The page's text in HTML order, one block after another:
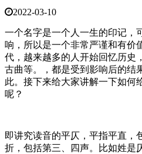
2022-03-10
一个名字是一个人一生的印记，
响，所以是一个非常严谨和有价
代，越来越多的人开始回忆历史
古曲等。，都是受到影响后的结
此。接下来给大家讲解一下如何
呢？
即讲究读音的平仄，平指平直，
折，包括第三、四声。比如姓是